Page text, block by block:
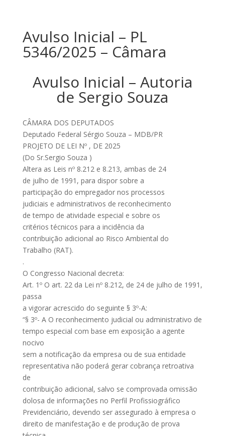
Avulso Inicial – PL
5346/2025 – Câmara
Avulso Inicial – Autoria
de Sergio Souza
CÂMARA DOS DEPUTADOS
Deputado Federal Sérgio Souza – MDB/PR
PROJETO DE LEI Nº , DE 2025
(Do Sr.Sergio Souza )
Altera as Leis nº 8.212 e 8.213, ambas de 24
de julho de 1991, para dispor sobre a
participação do empregador nos processos
judiciais e administrativos de reconhecimento
de tempo de atividade especial e sobre os
critérios técnicos para a incidência da
contribuição adicional ao Risco Ambiental do
Trabalho (RAT).
.
O Congresso Nacional decreta:
Art. 1º O art. 22 da Lei nº 8.212, de 24 de julho de 1991,
passa
a vigorar acrescido do seguinte § 3º-A:
“§ 3º- A O reconhecimento judicial ou administrativo de
tempo especial com base em exposição a agente
nocivo
sem a notificação da empresa ou de sua entidade
representativa não poderá gerar cobrança retroativa
de
contribuição adicional, salvo se comprovada omissão
dolosa de informações no Perfil Profissiográfico
Previdenciário, devendo ser assegurado à empresa o
direito de manifestação e de produção de prova